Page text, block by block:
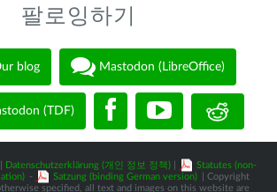
팔로잉하기
blog Mastodon (LibreOffice)
(TDF)
Datenschutzerklärung (개인 정보 정책)
Statutes (non-
- Satzung (binding German version)
| Copyright
specified, all text and images on this website are